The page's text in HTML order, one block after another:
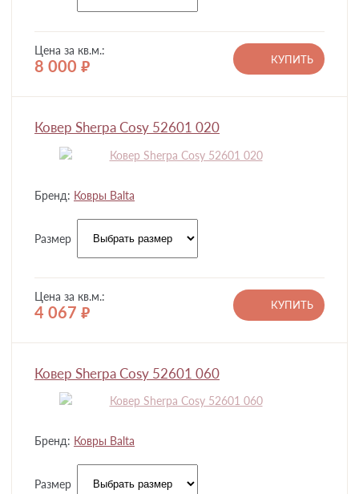
Цена за кв.м.:
8 000 руб.
КУПИТЬ
Ковер Sherpa Cosy 52601 020
Бренд: Ковры Balta
Размер
Цена за кв.м.:
4 067 руб.
КУПИТЬ
Ковер Sherpa Cosy 52601 060
Бренд: Ковры Balta
Размер